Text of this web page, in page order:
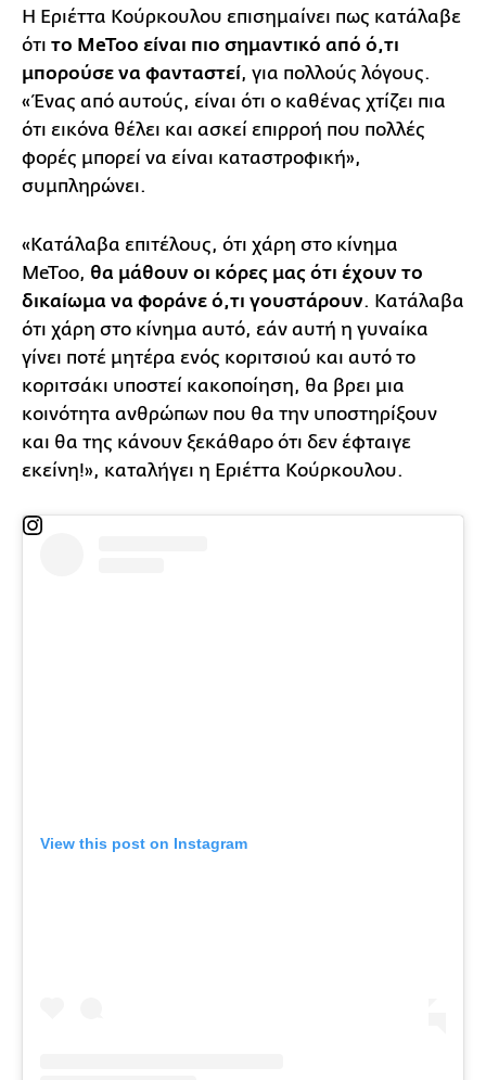
Η Εριέττα Κούρκουλου επισημαίνει πως κατάλαβε
ότι το MeToo είναι πιο σημαντικό από ό,τι
μπορούσε να φανταστεί, για πολλούς λόγους.
«Ένας από αυτούς, είναι ότι ο καθένας χτίζει πια
ότι εικόνα θέλει και ασκεί επιρροή που πολλές
φορές μπορεί να είναι καταστροφική»,
συμπληρώνει.
«Κατάλαβα επιτέλους, ότι χάρη στο κίνημα
MeToo, θα μάθουν οι κόρες μας ότι έχουν το
δικαίωμα να φοράνε ό,τι γουστάρουν. Κατάλαβα
ότι χάρη στο κίνημα αυτό, εάν αυτή η γυναίκα
γίνει ποτέ μητέρα ενός κοριτσιού και αυτό το
κοριτσάκι υποστεί κακοποίηση, θα βρει μια
κοινότητα ανθρώπων που θα την υποστηρίξουν
και θα της κάνουν ξεκάθαρο ότι δεν έφταιγε
εκείνη!», καταλήγει η Εριέττα Κούρκουλου.
View this post on Instagram